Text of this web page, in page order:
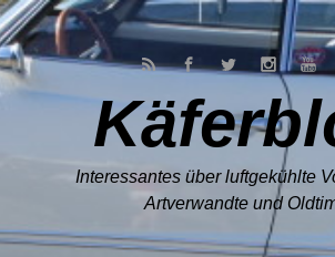
Zum Hauptinhalt springen
Interessantes über luftgekühlte
Artverwandte und